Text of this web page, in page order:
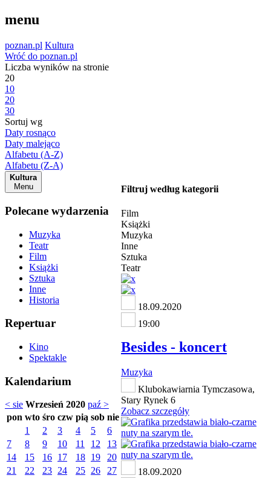
menu
poznan.pl Kultura
Wróć do poznan.pl
Liczba wyników na stronie
20
10
20
30
Sortuj wg
Daty rosnąco
Daty malejąco
Alfabetu (A-Z)
Alfabetu (Z-A)
Kultura
Menu
Polecane wydarzenia
Muzyka
Teatr
Film
Książki
Sztuka
Inne
Historia
Repertuar
Kino
Spektakle
Kalendarium
< sie Wrzesień 2020 paź >
pon wto śro czw pią sob nie
1
2 3 4 5
6
7
8 9 10 11 12
13
14
15 16 17 18 19
20
21
22 23 24 25 26
27
Filtruj według kategorii
Film
Książki
Muzyka
Inne
Sztuka
Teatr
18.09.2020
19:00
Besides - koncert
Muzyka
Klubokawiarnia Tymczasowa,
Stary Rynek 6
Zobacz szczegóły
18.09.2020